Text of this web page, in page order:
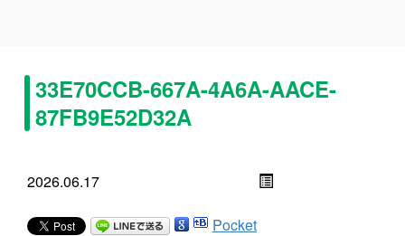
33E70CCB-667A-4A6A-AACE-
87FB9E52D32A
2026.06.17
Pocket